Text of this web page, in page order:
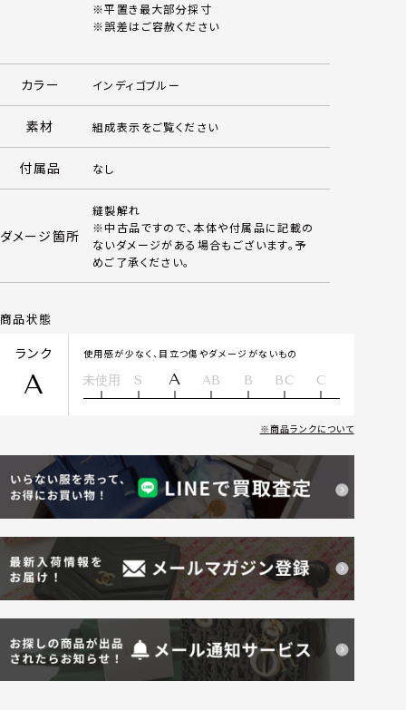
※平置き最大部分採寸
※誤差はご容赦ください
カラー インディゴブルー
素材 組成表示をご覧ください
付属品 なし
ダメージ箇所
縫製解れ
※中古品ですので、本体や付属品に記載の
ないダメージがある場合もございます。予
めご了承ください。
商品状態
ランク
A
使用感が少なく、目立つ傷やダメージがないもの
未使用 S A AB B BC C
商品ランクについて